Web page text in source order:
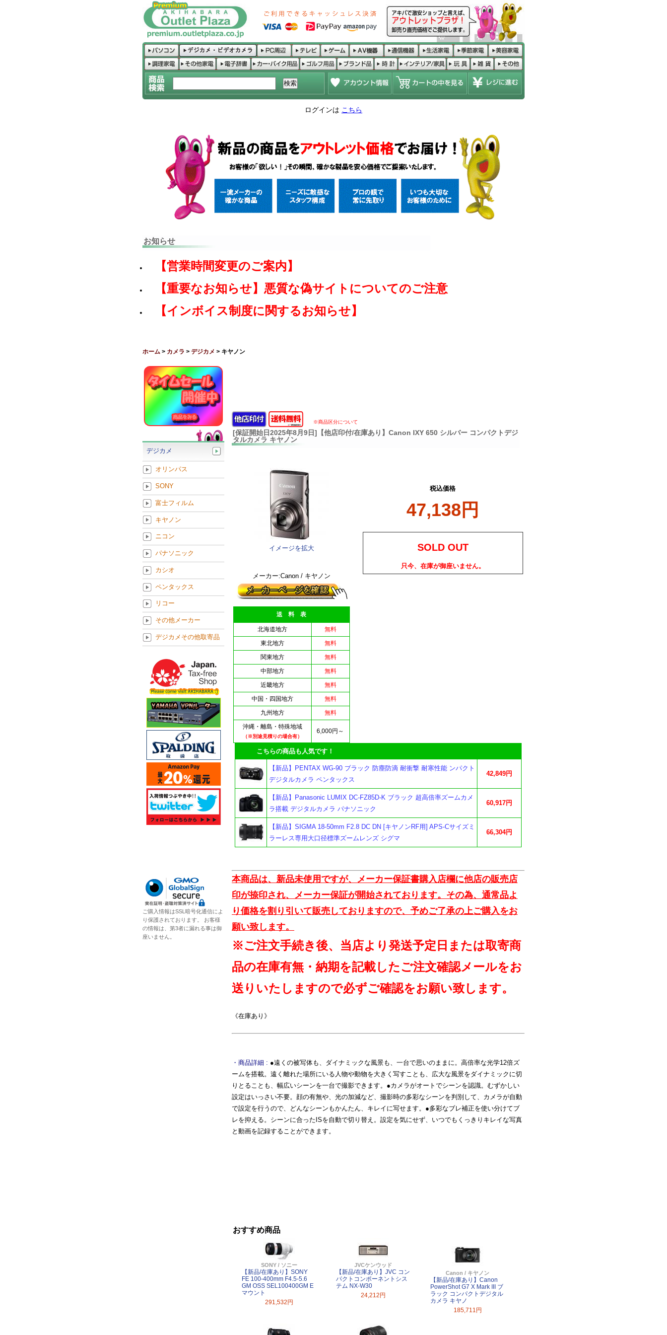
ログインは こちら
お知らせ
【営業時間変更のご案内】
【重要なお知らせ】悪質な偽サイトについてのご注意
【インボイス制度に関するお知らせ】
ホーム > カメラ > デジカメ > キヤノン
※商品区分について
[保証開始日2025年8月9日]【他店印付/在庫あり】Canon IXY 650 シルバー コンパクトデジ
タルカメラ キヤノン
イメージを拡大
メーカー:Canon / キヤノン
送 料 表
北海道地方
無料
東北地方
無料
関東地方
無料
中部地方
無料
近畿地方
無料
中国・四国地方
無料
九州地方
無料
沖縄・離島・特殊地域
（※別途見積りの場合有）
6,000円～
税込価格
47,138円
SOLD OUT
只今、在庫が御座いません。
こちらの商品も人気です！
【新品】PENTAX WG-90 ブラック 防塵防滴 耐衝撃 耐寒性能 ンパクト
デジタルカメラ ペンタックス
42,849円
【新品】Panasonic LUMIX DC-FZ85D-K ブラック 超高倍率ズームカメ
ラ搭載 デジタルカメラ パナソニック
60,917円
【新品】SIGMA 18-50mm F2.8 DC DN [キヤノンRF用] APS-Cサイズミ
ラーレス専用大口径標準ズームレンズ シグマ
66,304円
本商品は、新品未使用ですが、メーカー保証書購入店欄に他店の販売店
印が捺印され、メーカー保証が開始されております。その為、通常品よ
り価格を割り引いて販売しておりますので、予めご了承の上ご購入をお
願い致します。
※ご注文手続き後、当店より発送予定日または取寄商
品の在庫有無・納期を記載したご注文確認メールをお
送りいたしますので必ずご確認をお願い致します。
《在庫あり》
・商品詳細 : ●遠くの被写体も、ダイナミックな風景も、一台で思いのままに。高倍率な光学12倍ズ
ームを搭載。遠く離れた場所にいる人物や動物を大きく写すことも、広大な風景をダイナミックに切
りとることも、幅広いシーンを一台で撮影できます。●カメラがオートでシーンを認識。むずかしい
設定はいっさい不要。顔の有無や、光の加減など、撮影時の多彩なシーンを判別して、カメラが自動
で設定を行うので、どんなシーンもかんたん、キレイに写せます。●多彩なブレ補正を使い分けてブ
レを抑える。シーンに合ったISを自動で切り替え。設定を気にせず、いつでもくっきりキレイな写真
と動画を記録することができます。
おすすめ商品
SONY / ソニー
【新品/在庫あり】SONY
FE 100-400mm F4.5-5.6
GM OSS SEL100400GM E
マウント
291,532円
JVCケンウッド
【新品/在庫あり】JVC コン
パクトコンポーネントシス
テム NX-W30
24,212円
Canon / キヤノン
【新品/在庫あり】Canon
PowerShot G7 X Mark III ブ
ラック コンパクトデジタル
カメラ キヤノ
185,711円
デジカメ
オリンパス
SONY
富士フィルム
キヤノン
ニコン
パナソニック
カシオ
ペンタックス
リコー
その他メーカー
デジカメその他取寄品
ご購入情報はSSL暗号化通信によ
り保護されております。 お客様
の情報は、第3者に漏れる事は御
座いません。